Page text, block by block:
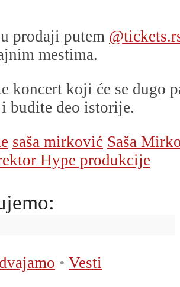
prodaji putem
mestima.
koncert koji će se dugo
budite deo istorije.
saša mirković Saša
Hype produkcije
• Vesti